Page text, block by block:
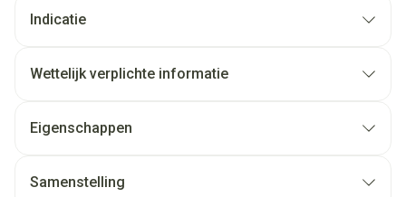
Indicatie
Wettelijk verplichte informatie
Eigenschappen
Samenstelling